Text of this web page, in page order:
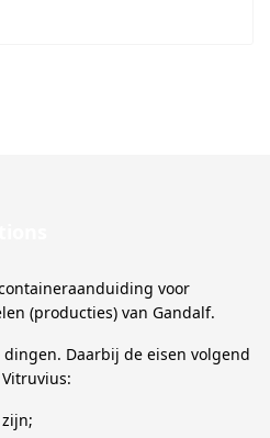
voor
(producties) van Gandalf.
Daarbij de eisen volgend